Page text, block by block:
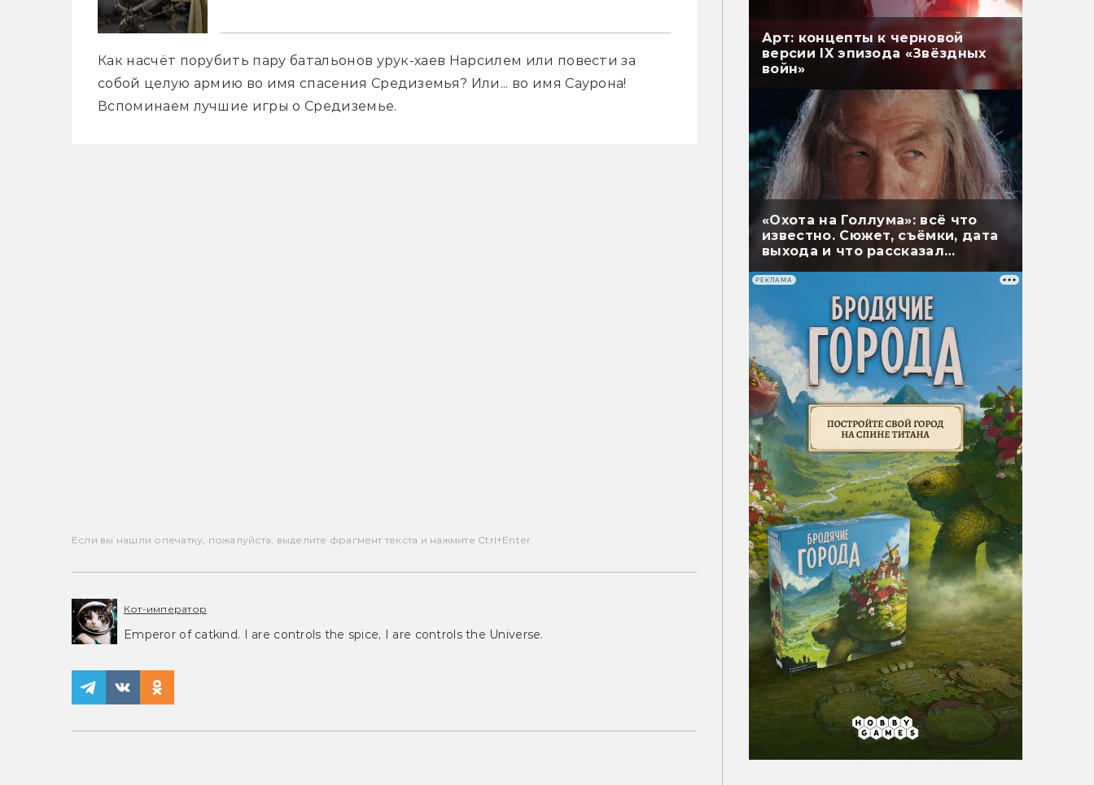
Как насчёт порубить пару батальонов урук-хаев Нарсилем или повести за
собой целую армию во имя спасения Средиземья? Или... во имя Саурона!
Вспоминаем лучшие игры о Средиземье.
Если вы нашли опечатку, пожалуйста, выделите фрагмент текста и нажмите Ctrl+Enter.
Кот-император
Emperor of catkind. I are controls the spice, I are controls the Universe.
Арт: концепты к черновой
версии IX эпизода «Звёздных
войн»
«Охота на Голлума»: всё что
известно. Сюжет, съёмки, дата
выхода и что рассказал
РЕКЛАМА